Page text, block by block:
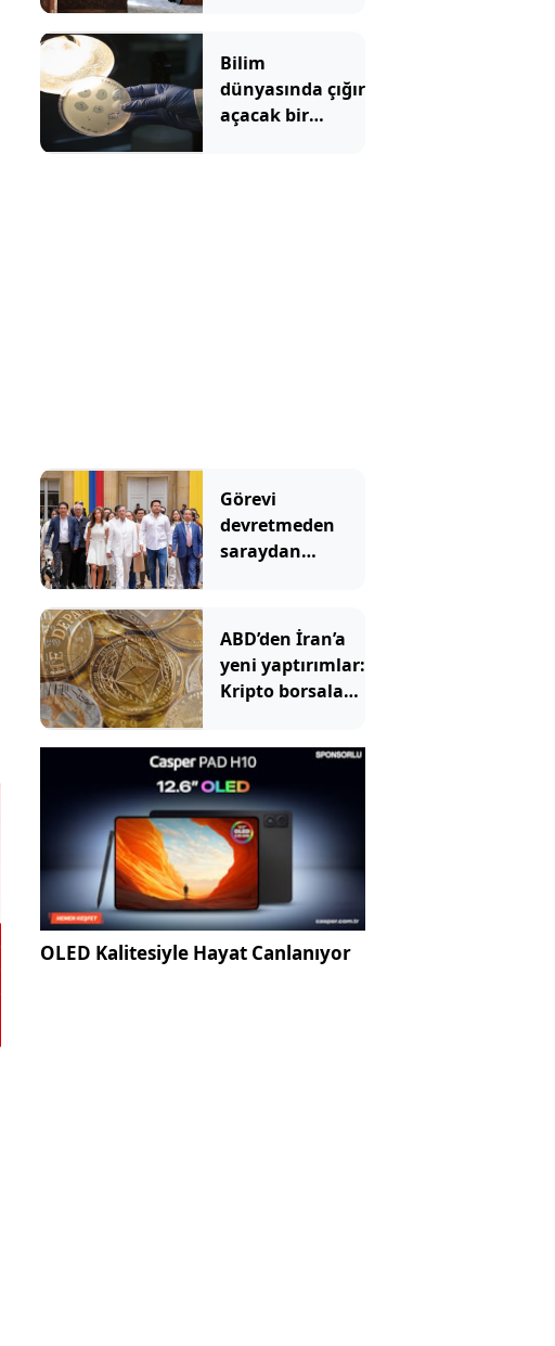
Bilim
dünyasında çığır
açacak bir
Görevi
devretmeden
saraydan
müzeye
çevireceğim’
demişti
ABD’den İran’a
yeni yaptırımlar:
Kripto borsaları
OLED Kalitesiyle Hayat Canlanıyor